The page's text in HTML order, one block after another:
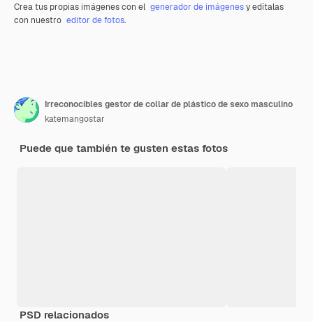
Crea tus propias imágenes con el generador de imágenesy edítalas
con nuestro editor de fotos.
Irreconocibles gestor de collar de plástico de sexo masculino
katemangostar
Puede que también te gusten estas fotos
PSD relacionados